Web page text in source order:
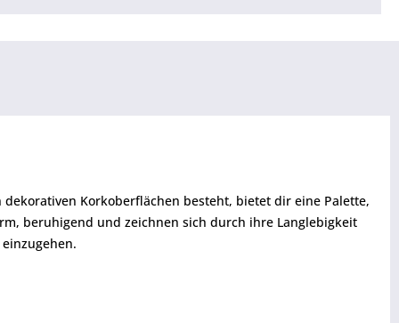
Korkoberflächen besteht, bietet dir eine Palette,
beruhigend und zeichnen sich durch ihre Langlebigkeit